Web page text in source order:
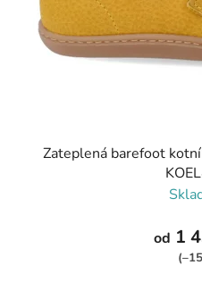
Zateplená barefoot
od 1